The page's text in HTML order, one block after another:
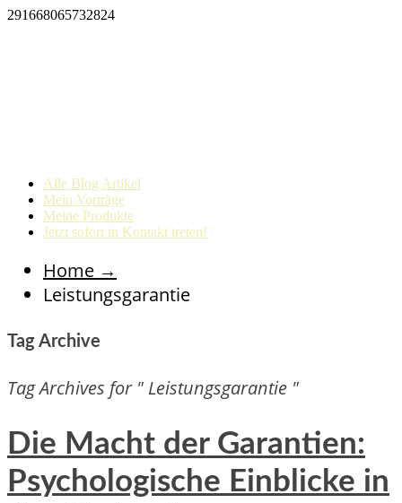
291668065732824
Alle Blog Artikel
Mein Vorträge
Meine Produkte
Jetzt sofort in Kontakt treten!
Home →
Leistungsgarantie
Tag Archive
Tag Archives for " Leistungsgarantie "
Die Macht der Garantien:
Psychologische Einblicke in